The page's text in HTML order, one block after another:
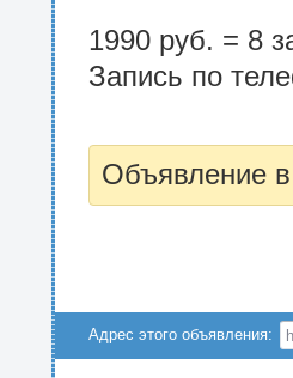
1990 руб. = 8
Запись по
Объявление
Адрес этого объявления: